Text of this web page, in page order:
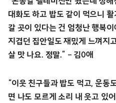
대화도 하고 밥도 같이 먹으니
갈 곳이 있다는 건 엄청난 행복
지겹던 집안일도 재밌게 느껴지
살 맛 나요. 정말.” – 김0애
“이웃 친구들과 밥도 먹고, 운동
면 나도 모르게 소리 내 웃고 있